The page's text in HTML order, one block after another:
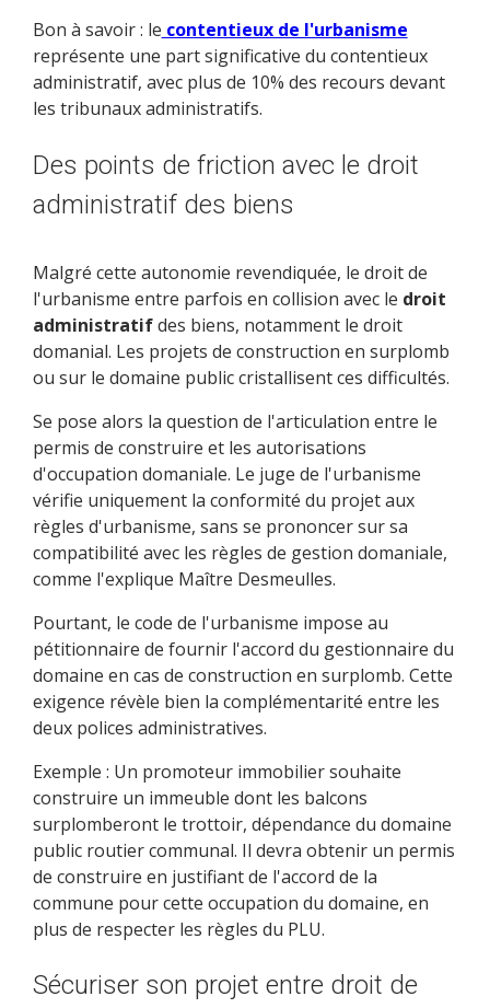
Bon à savoir : le contentieux de l'urbanisme
représente une part significative du contentieux
administratif, avec plus de 10% des recours devant
les tribunaux administratifs.
Des points de friction avec le droit
administratif des biens
Malgré cette autonomie revendiquée, le droit de
l'urbanisme entre parfois en collision avec le droit
administratifdes biens, notamment le droit
domanial. Les projets de construction en surplomb
ou sur le domaine public cristallisent ces difficultés.
Se pose alors la question de l'articulation entre le
permis de construire et les autorisations
d'occupation domaniale. Le juge de l'urbanisme
vérifie uniquement la conformité du projet aux
règles d'urbanisme, sans se prononcer sur sa
compatibilité avec les règles de gestion domaniale,
comme l'explique Maître Desmeulles.
Pourtant, le code de l'urbanisme impose au
pétitionnaire de fournir l'accord du gestionnaire du
domaine en cas de construction en surplomb. Cette
exigence révèle bien la complémentarité entre les
deux polices administratives.
Exemple : Un promoteur immobilier souhaite
construire un immeuble dont les balcons
surplomberont le trottoir, dépendance du domaine
public routier communal. Il devra obtenir un permis
de construire en justifiant de l'accord de la
commune pour cette occupation du domaine, en
plus de respecter les règles du PLU.
Sécuriser son projet entre droit de